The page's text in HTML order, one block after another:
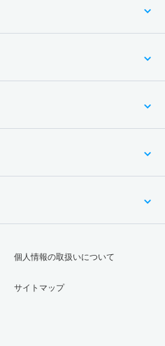
個人情報の取扱いについて
サイトマップ